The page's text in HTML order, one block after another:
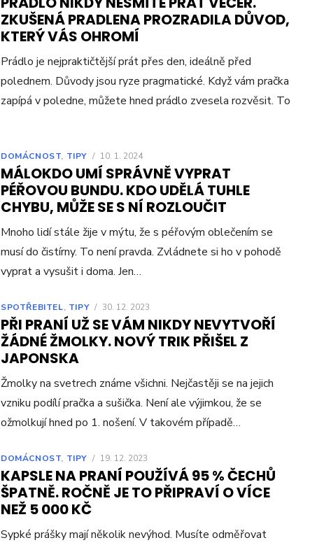
ZKUŠENÁ PRADLENA PROZRADILA DŮVOD,
KTERÝ VÁS OHROMÍ
Prádlo je nejpraktičtější prát přes den, ideálně před
polednem. Důvody jsou ryze pragmatické. Když vám pračka
zapípá v poledne, můžete hned prádlo zvesela rozvěsit. To
DOMÁCNOST, TIPY / 10. 1. 2024
MÁLOKDO UMÍ SPRÁVNĚ VYPRAT
PÉŘOVOU BUNDU. KDO UDĚLÁ TUHLE
CHYBU, MŮŽE SE S NÍ ROZLOUČIT
Mnoho lidí stále žije v mýtu, že s péřovým oblečením se
musí do čistírny. To není pravda. Zvládnete si ho v pohodě
vyprat a vysušit i doma. Jen…
SPOTŘEBITEL, TIPY / 30. 12. 2023
PŘI PRANÍ UŽ SE VÁM NIKDY NEVYTVOŘÍ
ŽÁDNÉ ŽMOLKY. NOVÝ TRIK PŘIŠEL Z
JAPONSKA
Žmolky na svetrech známe všichni. Nejčastěji se na jejich
vzniku podílí pračka a sušička. Není ale výjimkou, že se
ožmolkují hned po 1. nošení. V takovém případě…
DOMÁCNOST, TIPY / 19. 12. 2023
KAPSLE NA PRANÍ POUŽÍVÁ 95 % ČECHŮ
ŠPATNĚ. ROČNĚ JE TO PŘIPRAVÍ O VÍCE
NEŽ 5 000 KČ
Sypké prášky mají několik nevýhod. Musíte odměřovat